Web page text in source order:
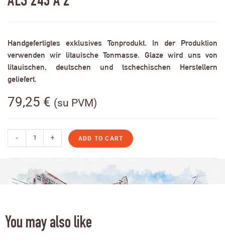
Handgefertigtes exklusives Tonprodukt. In der Produktion
verwenden wir litauische Tonmasse. Glaze wird uns von
litauischen, deutschen und tschechischen Herstellern
geliefert.
79,25 € (su PVM)
- + ADD TO CART
You may also like